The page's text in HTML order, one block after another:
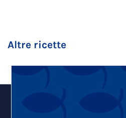
Altre ricette